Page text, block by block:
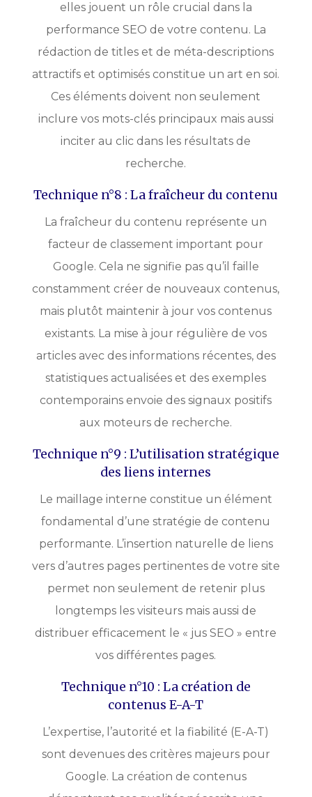
elles jouent un rôle crucial dans la
performance SEO de votre contenu. La
rédaction de titles et de méta-descriptions
attractifs et optimisés constitue un art en soi.
Ces éléments doivent non seulement
inclure vos mots-clés principaux mais aussi
inciter au clic dans les résultats de
recherche.
Technique n°8 : La fraîcheur du contenu
La fraîcheur du contenu représente un
facteur de classement important pour
Google. Cela ne signifie pas qu’il faille
constamment créer de nouveaux contenus,
mais plutôt maintenir à jour vos contenus
existants. La mise à jour régulière de vos
articles avec des informations récentes, des
statistiques actualisées et des exemples
contemporains envoie des signaux positifs
aux moteurs de recherche.
Technique n°9 : L’utilisation stratégique
des liens internes
Le maillage interne constitue un élément
fondamental d’une stratégie de contenu
performante. L’insertion naturelle de liens
vers d’autres pages pertinentes de votre site
permet non seulement de retenir plus
longtemps les visiteurs mais aussi de
distribuer efficacement le « jus SEO » entre
vos différentes pages.
Technique n°10 : La création de
contenus E-A-T
L’expertise, l’autorité et la fiabilité (E-A-T)
sont devenues des critères majeurs pour
Google. La création de contenus